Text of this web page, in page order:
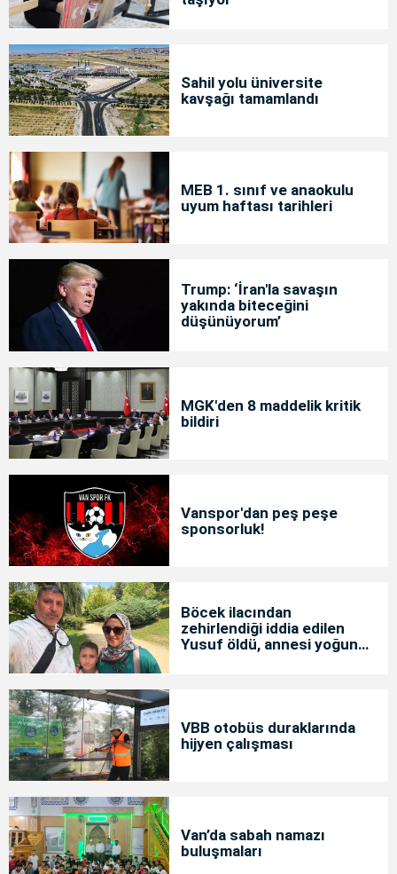
Sahil yolu üniversite
kavşağı tamamlandı
MEB 1. sınıf ve anaokulu
uyum haftası tarihleri
Trump: ‘İran'la savaşın
yakında biteceğini
düşünüyorum’
MGK'den 8 maddelik kritik
bildiri
Vanspor'dan peş peşe
sponsorluk!
Böcek ilacından
zehirlendiği iddia edilen
Yusuf öldü, annesi yoğun
VBB otobüs duraklarında
hijyen çalışması
Van’da sabah namazı
buluşmaları